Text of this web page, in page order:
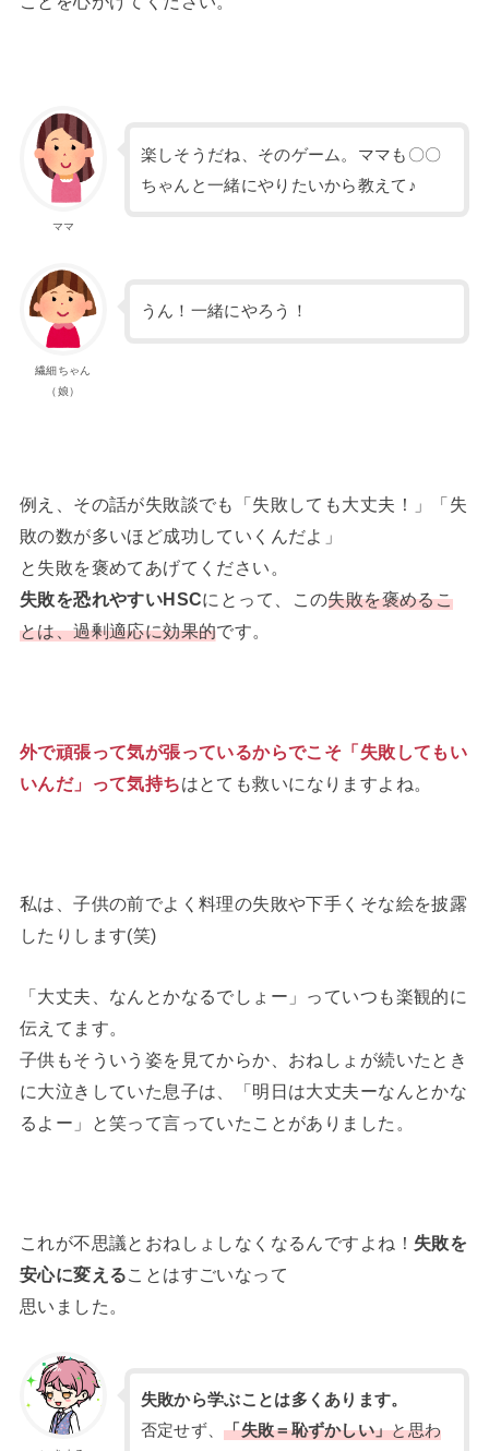
ママ
楽しそうだね、そのゲーム。ママも〇〇
ちゃんと一緒にやりたいから教えて♪
繊細ちゃん
（娘）
うん！一緒にやろう！
例え、その話が失敗談でも「失敗しても大丈夫！」「失
敗の数が多いほど成功していくんだよ」
と失敗を褒めてあげてください。
失敗を恐れやすいHSCにとって、この失敗を褒めるこ
とは、過剰適応に効果的です。
外で頑張って気が張っているからでこそ「失敗してもい
いんだ」って気持ちはとても救いになりますよね。
私は、子供の前でよく料理の失敗や下手くそな絵を披露
したりします(笑)
「大丈夫、なんとかなるでしょー」っていつも楽観的に
伝えてます。
子供もそういう姿を見てからか、おねしょが続いたとき
に大泣きしていた息子は、「明日は大丈夫ーなんとかな
るよー」と笑って言っていたことがありました。
これが不思議とおねしょしなくなるんですよね！ 失敗を
安心に変えることはすごいなって
思いました。
失敗から学ぶことは多くあります。
否定せず、「失敗＝恥ずかしい」と思わ